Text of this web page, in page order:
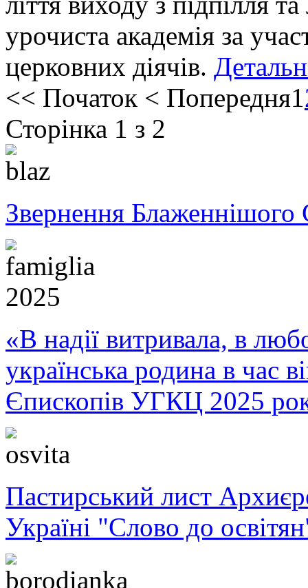
урочиста академія за
церковних діячів.
<< Початок < Попередня1
Сторінка 1 з 2
Звернення Блаженнішого
«В надії витривала, в
українська родина в час
Єпископів УГКЦ 2025
Пастирський лист
Україні "Слово до